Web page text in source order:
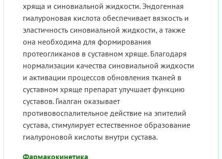
хряща и синовиальной жидкости. Эндогенная
гиалуроновая кислота обеспечивает вязкость и
эластичность синовиальной жидкости, а также
она необходима для формирования
протеогликанов в суставном хряще. Благодаря
нормализации качества синовиальной жидкости
и активации процессов обновления тканей в
суставном хряще препарат улучшает функцию
суставов. Гиалган оказывает
противовоспалительное действие на эпителий
сустава, стимулирует естественное образование
гиалуроновой кислоты внутри сустава.
Фармакокинетика